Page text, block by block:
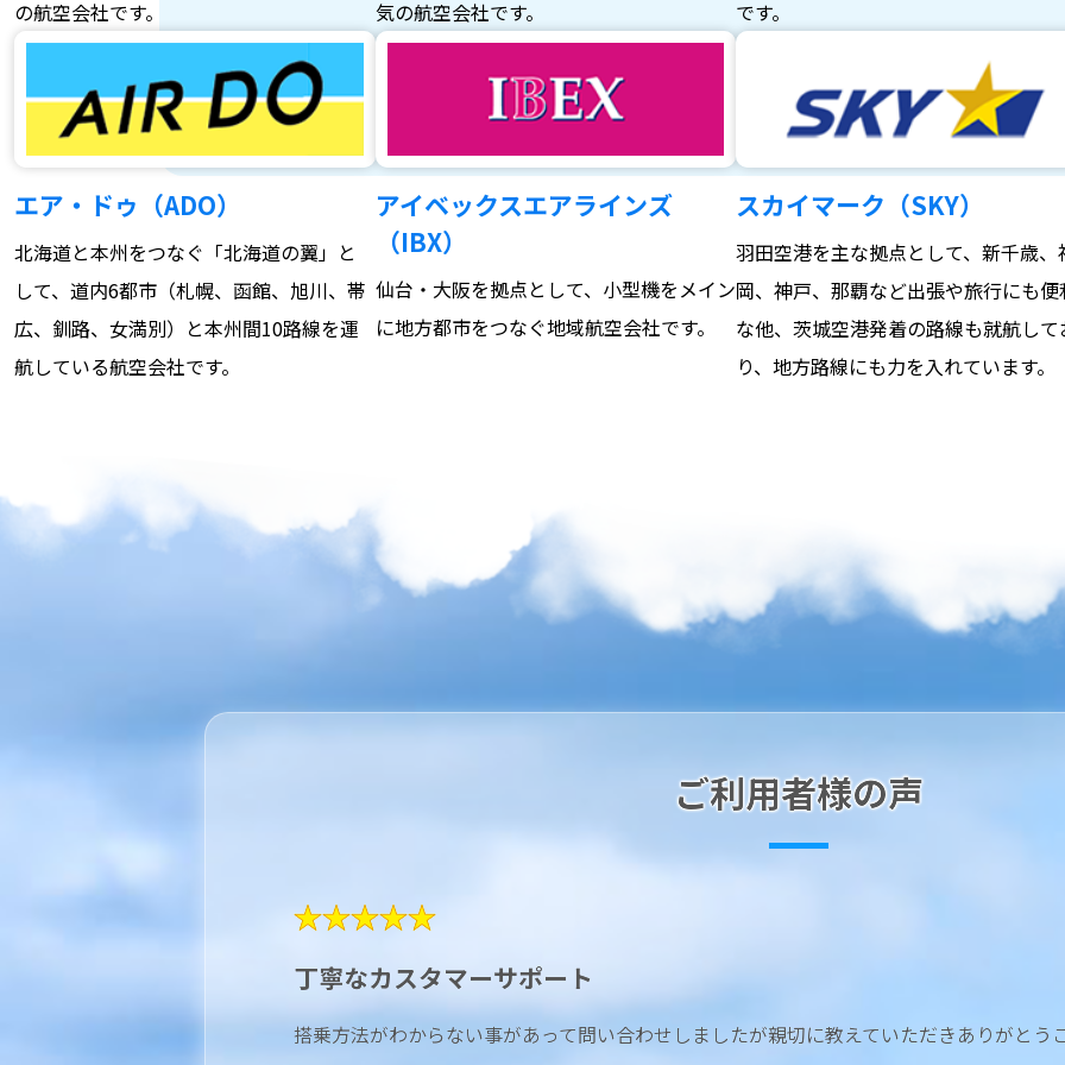
の航空会社です。
気の航空会社です。
です。
エア・ドゥ（ADO）
北海道と本州をつなぐ「北海道の翼」と
して、道内6都市（札幌、函館、旭川、帯
広、釧路、女満別）と本州間10路線を運
航している航空会社です。
アイベックスエアラインズ
（IBX）
仙台・大阪を拠点として、小型機をメイン
に地方都市をつなぐ地域航空会社です。
スカイマーク（SKY）
羽田空港を主な拠点として、新千歳、
岡、神戸、那覇など出張や旅行にも便
な他、茨城空港発着の路線も就航して
り、地方路線にも力を入れています。
ご利用者様の声
★★★★★
丁寧なカスタマーサポート
搭乗方法がわからない事があって問い合わせしましたが親切に教えていただきありがとう